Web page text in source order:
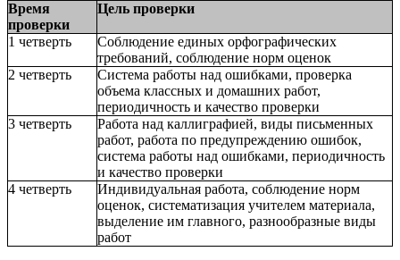
Время
проверки
Цель проверки
1 четверть
Соблюдение единых орфографических
требований, соблюдение норм оценок
2 четверть
Система работы над ошибками, проверка
объема классных и домашних работ,
периодичность и качество проверки
3 четверть
Работа над каллиграфией, виды письменных
работ, работа по предупреждению ошибок,
система работы над ошибками, периодичность
и качество проверки
4 четверть
Индивидуальная работа, соблюдение норм
оценок, систематизация учителем материала,
выделение им главного, разнообразные виды
работ